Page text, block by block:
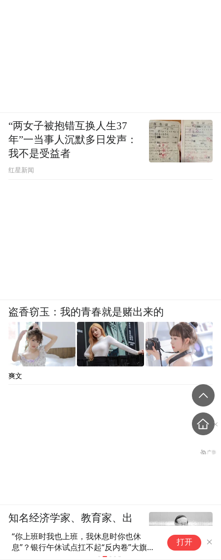
“你上班时我也上班，我休息时你也休
息”？银行午休试点扛不起“反内卷”大旗，
被误读剧本背后是公众真实的期待｜每经
格
打开
“两女子被抱错互换人生37
年”一当事人沉默多日发声：
我不是受益者
红星新闻
盗香窃玉：我的青春就是赌出来的
爽文
知名经济学家、教育家、出
版人高希均辞世，享年90岁